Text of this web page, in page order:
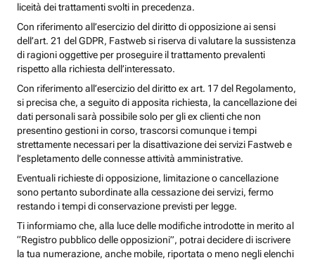
liceità dei trattamenti svolti in precedenza.
Con riferimento all’esercizio del diritto di opposizione ai sensi
dell’art. 21 del GDPR, Fastweb si riserva di valutare la sussistenza
di ragioni oggettive per proseguire il trattamento prevalenti
rispetto alla richiesta dell’interessato.
Con riferimento all’esercizio del diritto ex art. 17 del Regolamento,
si precisa che, a seguito di apposita richiesta, la cancellazione dei
dati personali sarà possibile solo per gli ex clienti che non
presentino gestioni in corso, trascorsi comunque i tempi
strettamente necessari per la disattivazione dei servizi Fastweb e
l’espletamento delle connesse attività amministrative.
Eventuali richieste di opposizione, limitazione o cancellazione
sono pertanto subordinate alla cessazione dei servizi, fermo
restando i tempi di conservazione previsti per legge.
Ti informiamo che, alla luce delle modifiche introdotte in merito al
“Registro pubblico delle opposizioni”, potrai decidere di iscrivere
la tua numerazione, anche mobile, riportata o meno negli elenchi